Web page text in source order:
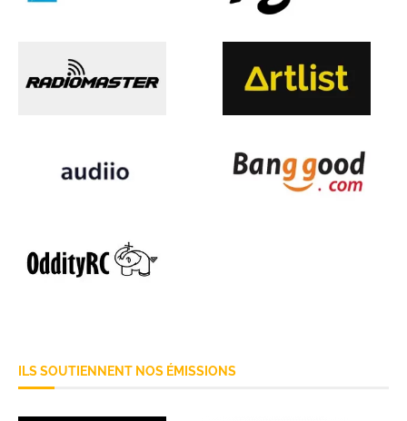
ILS SOUTIENNENT NOS ÉMISSIONS